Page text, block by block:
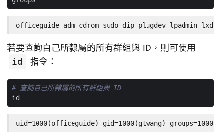
officeguide adm cdrom sudo dip plugdev lpadmin lxd
若要查詢自己所隸屬的所有群組與 ID，則可使用
id
指令：
# 查詢自己所隸屬的所有群組與 ID
uid=1000(officeguide) gid=1000(gtwang)